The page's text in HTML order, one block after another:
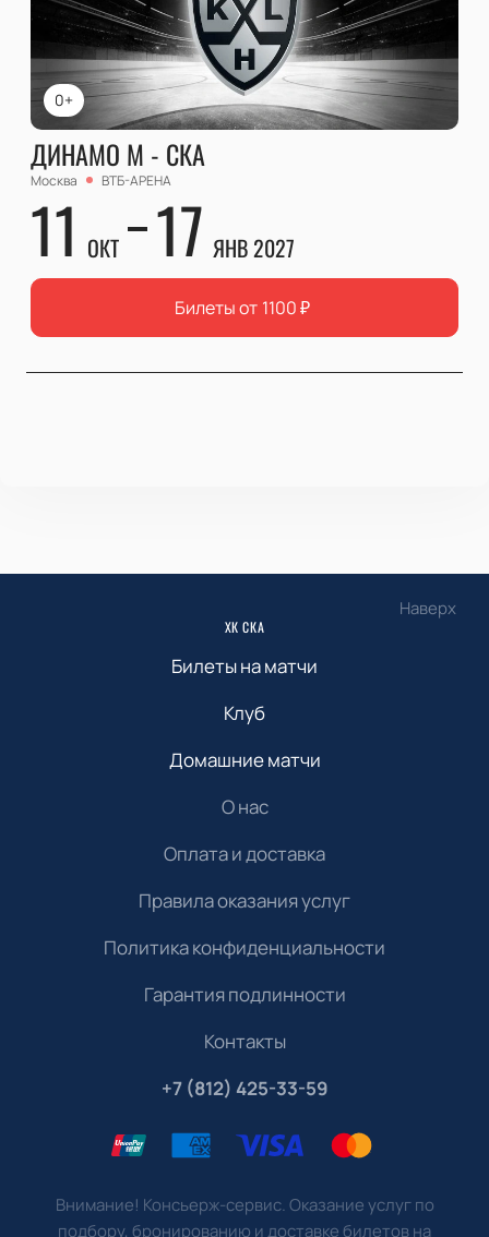
0+
ДИНАМО М - СКА
Москва ВТБ-АРЕНА
11 ОКТ 17 ЯНВ 2027
Билеты от 1100₽
Наверх
ХК СКА
Билеты на матчи
Клуб
Домашние матчи
О нас
Оплата и доставка
Правила оказания услуг
Политика конфиденциальности
Гарантия подлинности
Контакты
+7 (812) 425-33-59
Внимание! Консьерж-сервис. Оказание услуг по
подбору, бронированию и доставке билетов на